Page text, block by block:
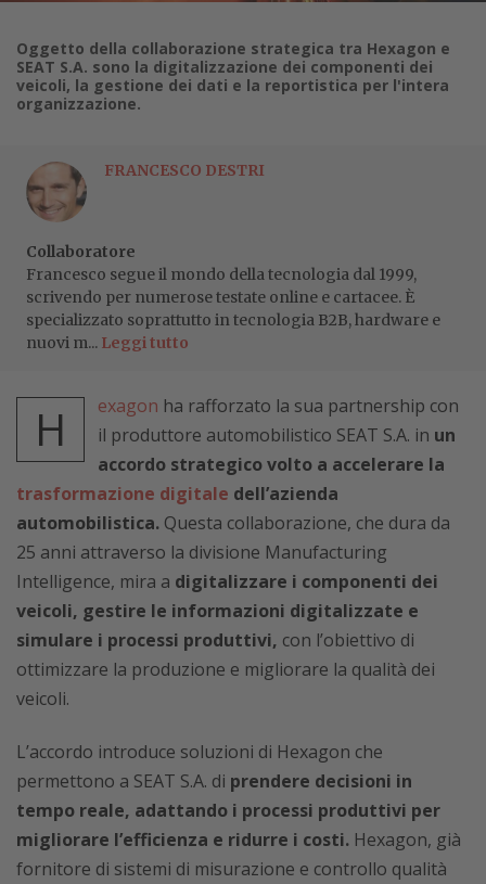
Oggetto della collaborazione strategica tra Hexagon e
SEAT S.A. sono la digitalizzazione dei componenti dei
veicoli, la gestione dei dati e la reportistica per l'intera
organizzazione.
FRANCESCO DESTRI
Collaboratore
Francesco segue il mondo della tecnologia dal 1999,
scrivendo per numerose testate online e cartacee. È
specializzato soprattutto in tecnologia B2B, hardware e
nuovi m... Leggi tutto
H exagon ha rafforzato la sua partnership con
il produttore automobilistico SEAT S.A. in un
accordo strategico volto a accelerare la
trasformazione digitale dell’azienda
automobilistica. Questa collaborazione, che dura da
25 anni attraverso la divisione Manufacturing
Intelligence, mira a digitalizzare i componenti dei
veicoli, gestire le informazioni digitalizzate e
simulare i processi produttivi, con l’obiettivo di
ottimizzare la produzione e migliorare la qualità dei
veicoli.
L’accordo introduce soluzioni di Hexagon che
permettono a SEAT S.A. di prendere decisioni in
tempo reale, adattando i processi produttivi per
migliorare l’efficienza e ridurre i costi. Hexagon, già
fornitore di sistemi di misurazione e controllo qualità